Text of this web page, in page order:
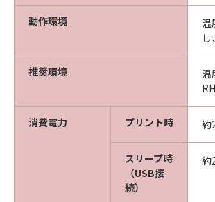
動作環境
温
推奨環境
温
消費電力 プリント時 約
スリープ時
（USB接
続）
約